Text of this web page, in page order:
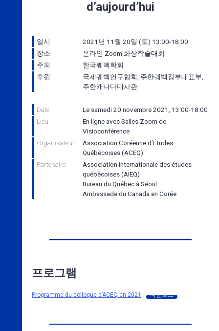
d’aujourd’hui
일시
2021년 11월 20일 (토) 13:00-18:00
장소
온라인 Zoom 화상학술대회
주최
한국퀘벡학회
후원
국제퀘벡연구협회, 주한퀘벡정부대표부,
주한캐나다대사관
Date
Le samedi 20 novembre 2021, 13:00-18:00
Lieu
En ligne avec Salles Zoom de
Visioconférence
Organisateur
Association Coréenne d’Études
Québécoises (ACEQ)
Partenaire
Association internationale des études
québécoises (AIEQ)
Bureau du Québec à Séoul
Ambassade du Canada en Corée
프로그램
Programme du colloque d’ACEQ en 2021